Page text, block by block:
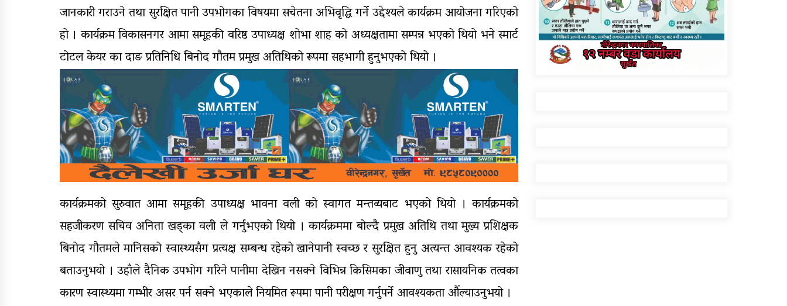
जानकारी गराउने तथा सुरक्षित पानी उपभोगका विषयमा सचेतना अभिवृद्धि गर्ने उद्देश्यले कार्यक्रम आयोजना गरिएको
हो । कार्यक्रम विकासनगर आमा समूहकी वरिष्ठ उपाध्यक्ष शोभा शाह को अध्यक्षतामा सम्पन्न भएको थियो भने स्मार्ट
टोटल केयर का दाङ प्रतिनिधि बिनोद गौतम प्रमुख अतिथिको रूपमा सहभागी हुनुभएको थियो ।
कार्यक्रमको सुरुवात आमा समूहकी उपाध्यक्ष भावना वली को स्वागत मन्तव्यबाट भएको थियो । कार्यक्रमको
सहजीकरण सचिव अनिता खड्का वली ले गर्नुभएको थियो । कार्यक्रममा बोल्दै प्रमुख अतिथि तथा मुख्य प्रशिक्षक
बिनोद गौतमले मानिसको स्वास्थ्यसँग प्रत्यक्ष सम्बन्ध रहेको खानेपानी स्वच्छ र सुरक्षित हुनु अत्यन्त आवश्यक रहेको
बताउनुभयो । उहाँले दैनिक उपभोग गरिने पानीमा देखिन नसक्ने विभिन्न किसिमका जीवाणु तथा रासायनिक तत्वका
कारण स्वास्थ्यमा गम्भीर असर पर्न सक्ने भएकाले नियमित रूपमा पानी परीक्षण गर्नुपर्ने आवश्यकता औंल्याउनुभयो ।